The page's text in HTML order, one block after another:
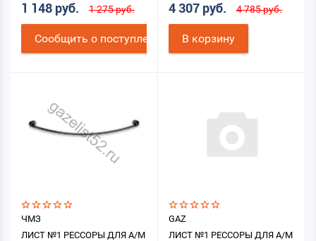
1 148 руб. 1 275 руб.
Cообщить о поступлении
4 307 руб. 4 785 руб.
В корзину
ЧМЗ
ЛИСТ №1 РЕССОРЫ ДЛЯ А/М
GAZ
ЛИСТ №1 РЕССОРЫ ДЛЯ А/М